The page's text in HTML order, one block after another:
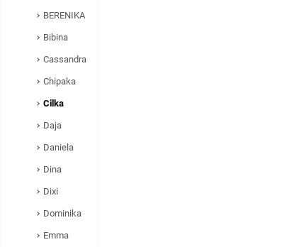
BERENIKA
Bibina
Cassandra
Chipaka
Cilka
Daja
Daniela
Dina
Dixi
Dominika
Emma